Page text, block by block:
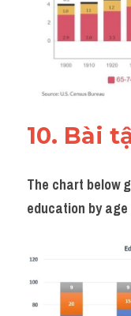
10. Bài
The chart below
education by age